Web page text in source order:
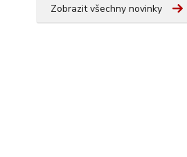
Zobrazit všechny novinky